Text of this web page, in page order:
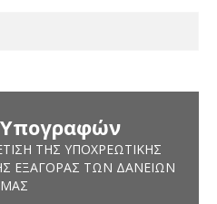
ΤΗΣ ΥΠΟΧΡΕΩΤΙΚΉΣ
ΕΞΑΓΟΡΆΣ ΤΩΝ ΔΑΝΕΊΩΝ
ΜΑΣ